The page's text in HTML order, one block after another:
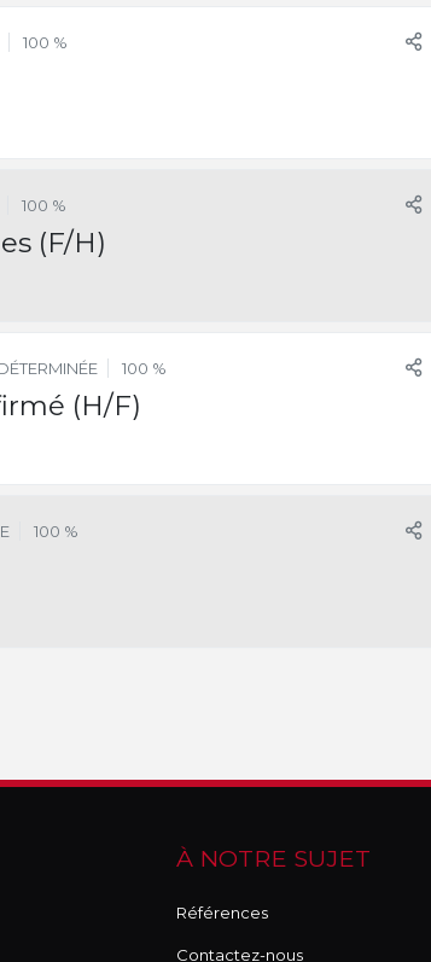
100 %
100 %
(F/H)
100 %
(H/F)
100 %
À NOTRE SUJET
Références
Contactez-nous